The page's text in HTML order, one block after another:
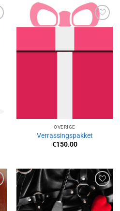
Aan
OVERIGE
Verrassingspakket
€150.00
Aan
verlanglijst
toevoegen